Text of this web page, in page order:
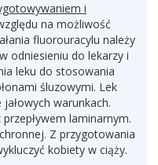
i
na możliwość
fluorouracylu należy
odniesieniu do lekarzy i
leku do stosowania
śluzowymi. Lek
warunkach.
laminarnym.
Z przygotowania
kobiety w ciąży.